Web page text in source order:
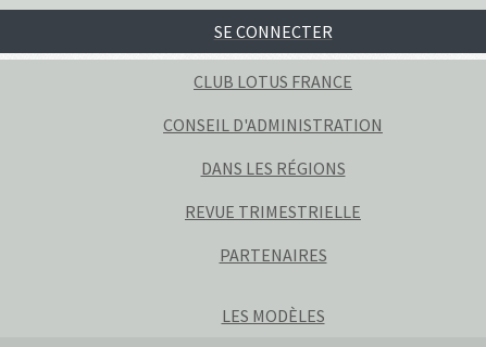
SE CONNECTER
CLUB LOTUS FRANCE
CONSEIL D'ADMINISTRATION
DANS LES RÉGIONS
REVUE TRIMESTRIELLE
PARTENAIRES
LES MODÈLES